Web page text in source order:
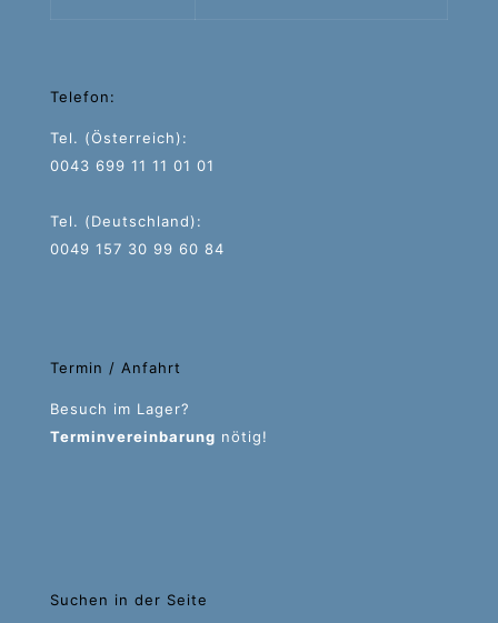
Telefon:
Tel. (Österreich):
0043 699 11 11 01 01
Tel. (Deutschland):
0049 157 30 99 60 84
Termin / Anfahrt
Besuch im Lager?
Terminvereinbarung nötig!
Suchen in der Seite